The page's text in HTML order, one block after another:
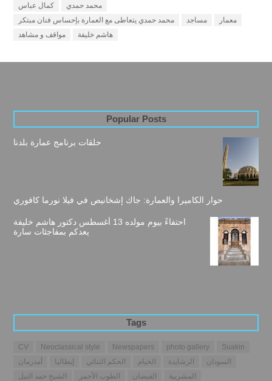
كمال عباس
محمد حمدي
محمد حمدي يتعاطى مع العمارة بإحساس فنان مبتكر
مساجد
معمار
مواقف و مشاهد
هاشم خليفة
Popular Posts
حلقات برنامج عمارة بلدنا
حوار الكاميرا والعمارة: جاك إشخانيص في فيلا نورما كافوري
احتفاءً بيوم مولده 13 أغسطس دكتور هاشم خليفة
يعدكم بمفاجئات سارة
Tags
CV Neoclassical style Newspapers photo gallery
Suakin
أمدرمان
إيطاليا الحكم الثنائي الخيام الرشايدة
السودان
الشيخ حمد النيل
الطوب الأحمر الفيضان
المشربية